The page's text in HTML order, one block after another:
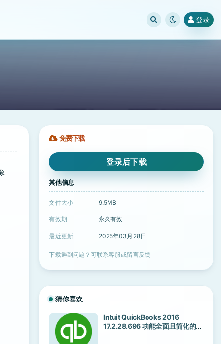
登录
免费下载
登录后下载
其他信息
文件大小 9.5MB
有效期 永久有效
最近更新 2025年03月28日
下载遇到问题？可联系客服或留言反馈
猜你喜欢
Intuit QuickBooks 2016
17.2.28.696 功能全面且简化的会